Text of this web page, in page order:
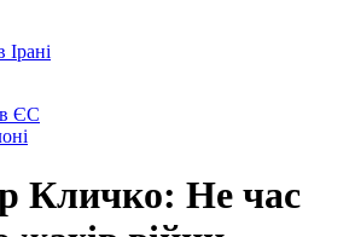
Ірані
ЄС
Кличко: Не час